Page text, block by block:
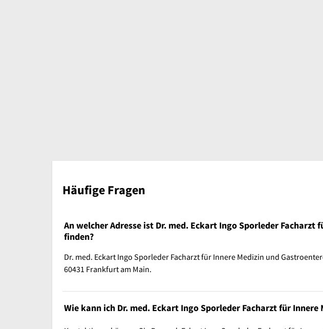
Häufige Fragen
An welcher Adresse ist Dr. med. Eckart Ingo Sporleder
finden?
Dr. med. Eckart Ingo Sporleder Facharzt für Innere Medizin und
60431 Frankfurt am Main.
Wie kann ich Dr. med. Eckart Ingo Sporleder Facharzt für